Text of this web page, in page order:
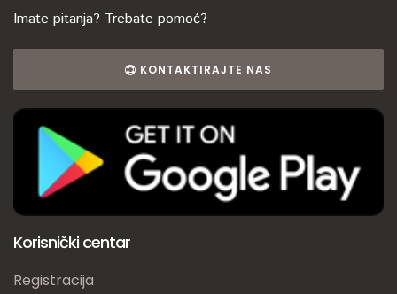
Imate pitanja? Trebate pomoć?
KONTAKTIRAJTE NAS
Korisnički centar
Registracija